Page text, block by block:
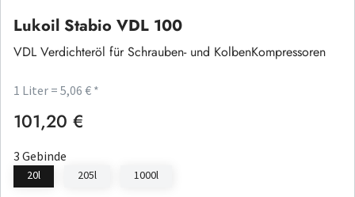
Lukoil Stabio VDL 100
VDL Verdichteröl für Schrauben- und KolbenKompressoren
1 Liter = 5,06 € *
Regulärer Preis:
101,20 €
3 Gebinde
20l 205l 1000l